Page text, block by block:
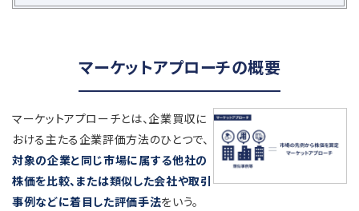
マーケットアプローチの概要
マーケットアプローチとは、企業買収に
おける主たる企業評価方法のひとつで、
対象の企業と同じ市場に属する他社の
株価を比較、または類似した会社や取引
事例などに着目した評価手法をいう。